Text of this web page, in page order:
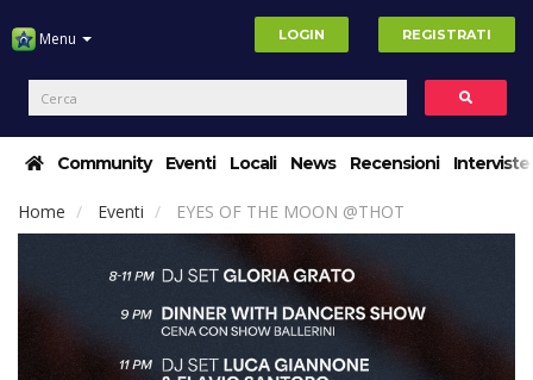
Menu LOGIN REGISTRATI
Community Eventi Locali News Recensioni Interviste
Home Eventi EYES OF THE MOON @THOT